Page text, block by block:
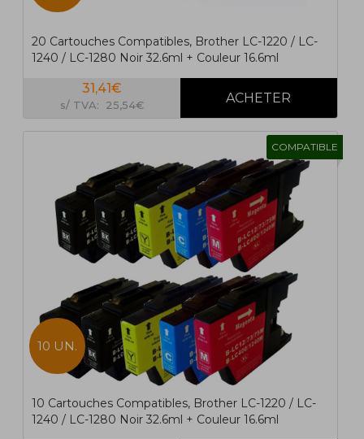
20 Cartouches Compatibles, Brother LC-1220 / LC-
1240 / LC-1280 Noir 32.6ml + Couleur 16.6ml
31,41€
s/ TVA: 25,54€
COMPATIBLE
10 UN.
10 Cartouches Compatibles, Brother LC-1220 / LC-
1240 / LC-1280 Noir 32.6ml + Couleur 16.6ml